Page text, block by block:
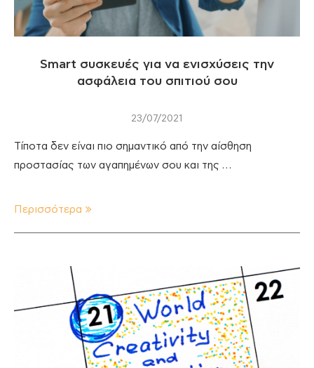
Smart συσκευές για να ενισχύσεις την
ασφάλεια του σπιτιού σου
23/07/2021
Τίποτα δεν είναι πιο σημαντικό από την αίσθηση
προστασίας των αγαπημένων σου και της …
Περισσότερα